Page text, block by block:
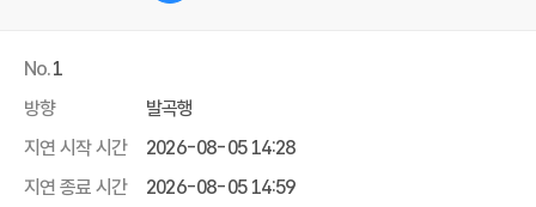
No.1
방향
발곡행
지연 시작 시간
2026-08-05 14:28
지연 종료 시간
2026-08-05 14:59